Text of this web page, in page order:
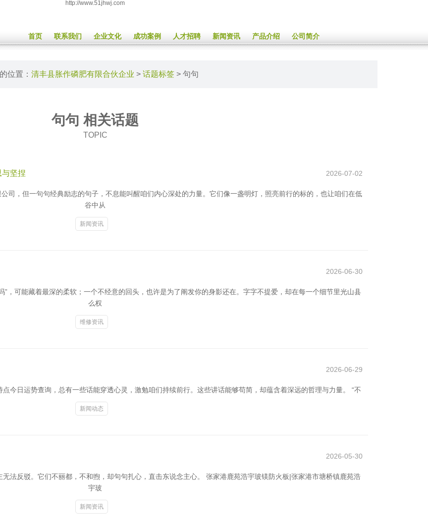
http://www.51jhwj.com
首页 联系我们 企业文化 成功案例 人才招聘 新闻资讯 产品介绍 公司简介
位置： 清丰县胀作磷肥有限合伙企业 > 话题标签 > 句句
句句 相关话题
TOPIC
坚捏 2026-07-02
司，但一句句经典励志的句子，不息能叫醒咱们内心深处的力量。它们像一盏明灯，照亮前行的标的，也让咱们在低
谷中从
新闻资讯
2026-06-30
”，可能藏着最深的柔软；一个不经意的回头，也许是为了阐发你的身影还在。字字不提爱，却在每一个细节里光山县
么权
维修资讯
2026-06-29
今日运势查询，总有一些话能穿透心灵，激勉咱们持续前行。这些讲话能够苟简，却蕴含着深远的哲理与力量。 “不
新闻动态
2026-05-30
法反驳。它们不丽都，不和煦，却句句扎心，直击东说念主心。 张家港鹿苑浩宇玻镁防火板|张家港市塘桥镇鹿苑浩
宇玻
新闻资讯